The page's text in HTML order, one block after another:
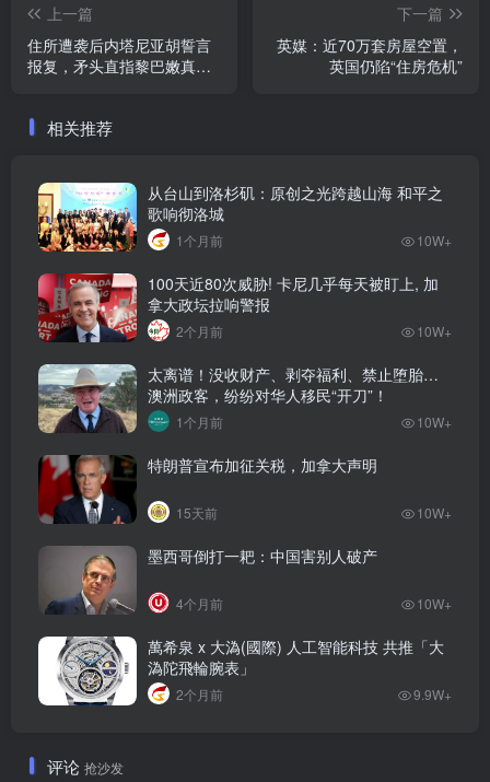
上一篇
住所遭袭后内塔尼亚胡誓言
报复，矛头直指黎巴嫩真主
下一篇
英媒：近70万套房屋空置，
英国仍陷“住房危机”
相关推荐
从台山到洛杉矶：原创之光跨越山海 和平之
歌响彻洛城
1个月前 10W+
100天近80次威胁! 卡尼几乎每天被盯上, 加
拿大政坛拉响警报
2个月前 10W+
太离谱！没收财产、剥夺福利、禁止堕胎…
澳洲政客，纷纷对华人移民“开刀”！
1个月前 10W+
特朗普宣布加征关税，加拿大声明
15天前 10W+
墨西哥倒打一耙：中国害别人破产
4个月前 10W+
萬希泉 x 大溈(國際) 人工智能科技 共推「大
溈陀飛輪腕表」
2个月前 9.9W+
评论 抢沙发